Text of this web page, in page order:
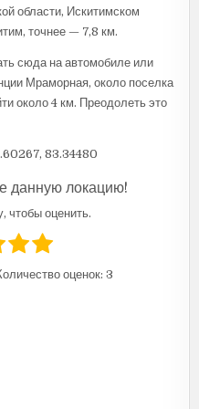
области, Искитимском
точнее — 7,8 км.
сюда на автомобиле или
Мраморная, около поселка
около 4 км. Преодолеть это
83.34480
данную локацию!
чтобы оценить.
оценок: 3